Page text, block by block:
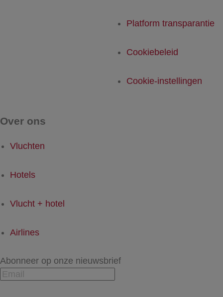
Platform transparantie
Cookiebeleid
Cookie-instellingen
Over ons
Vluchten
Hotels
Vlucht + hotel
Airlines
Abonneer op onze nieuwsbrief